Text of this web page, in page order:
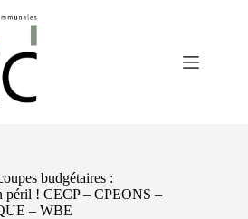
budgétaires :
péril ! CECP – CPEONS –
– WBE